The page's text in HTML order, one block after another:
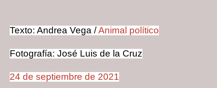
Texto: Andrea Vega /Animal político
Fotografía: José Luis de la Cruz
24 de septiembre de 2021